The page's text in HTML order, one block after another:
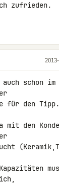
zufrieden.
schon
für den Tipp.
mit den
ich,